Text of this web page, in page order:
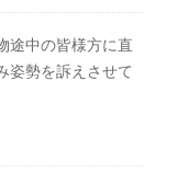
途中の皆様方に直
姿勢を訴えさせて